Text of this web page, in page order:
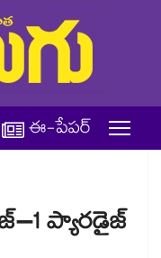
ఈ-పేపర్
ప్యారడైజ్